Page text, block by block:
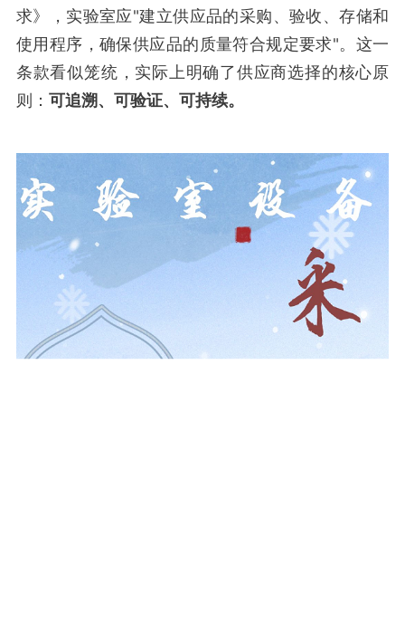
求》，实验室应"建立供应品的采购、验收、存储和
使用程序，确保供应品的质量符合规定要求"。这一
条款看似笼统，实际上明确了供应商选择的核心原
则： 可追溯、可验证、可持续。